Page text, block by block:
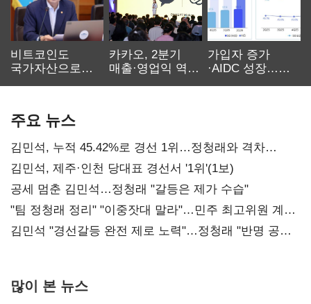
비트코인도
국가자산으로…'
카카오, 2분기
매출·영업익 역대
가입자 증가
·AIDC 성장…
주요 뉴스
김민석, 누적 45.42%로 경선 1위…정청래와 격차
0.86%p(2보)
김민석, 제주·인천 당대표 경선서 '1위'(1보)
공세 멈춘 김민석…정청래 "갈등은 제가 수습"
"팀 정청래 정리" "이중잣대 말라"…민주 최고위원 계파
다툼 격화
김민석 "경선갈등 완전 제로 노력"…정청래 "반명 공세
많이 본 뉴스